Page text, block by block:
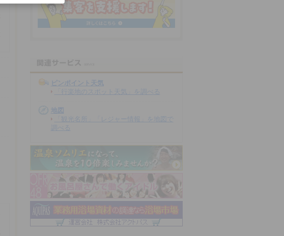
ピンポイント天気
「行楽地のスポット天気」を調べる
地図
「観光名所」「レジャー情報」を地図で
調べる